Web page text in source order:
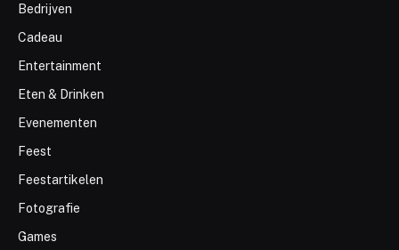
Bedrijven
Cadeau
Entertainment
Eten & Drinken
Evenementen
Feest
Feestartikelen
Fotografie
Games